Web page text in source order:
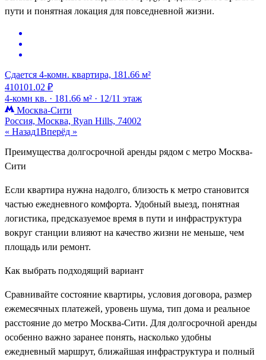
пути и понятная локация для повседневной жизни.
Сдается 4-комн. квартира, 181.66 м²
410101.02 ₽
4-комн кв. · 181.66 м² · 12/11 этаж
Москва-Сити
Россия, Москва, Ryan Hills, 74002
« Назад1Вперёд »
Преимущества долгосрочной аренды рядом с метро Москва-
Сити
Если квартира нужна надолго, близость к метро становится
частью ежедневного комфорта. Удобный выезд, понятная
логистика, предсказуемое время в пути и инфраструктура
вокруг станции влияют на качество жизни не меньше, чем
площадь или ремонт.
Как выбрать подходящий вариант
Сравнивайте состояние квартиры, условия договора, размер
ежемесячных платежей, уровень шума, тип дома и реальное
расстояние до метро Москва-Сити. Для долгосрочной аренды
особенно важно заранее понять, насколько удобны
ежедневный маршрут, ближайшая инфраструктура и полный